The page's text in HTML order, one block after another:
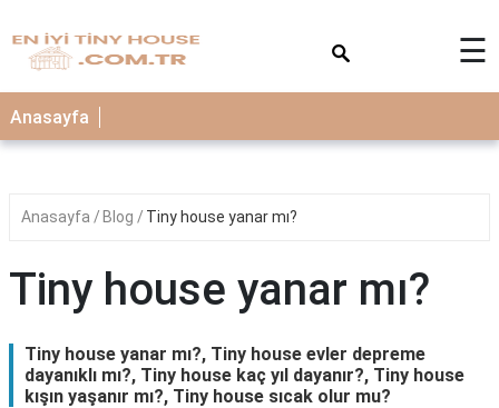
☰
Anasayfa
Anasayfa Blog Tiny house yanar mı?
Tiny house yanar mı?
Tiny house yanar mı?, Tiny house evler depreme
dayanıklı mı?, Tiny house kaç yıl dayanır?, Tiny house
kışın yaşanır mı?, Tiny house sıcak olur mu?